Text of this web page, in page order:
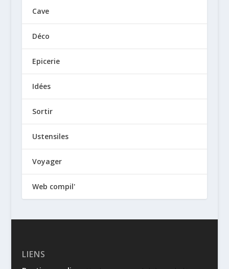
Cave
Déco
Epicerie
Idées
Sortir
Ustensiles
Voyager
Web compil'
LIENS